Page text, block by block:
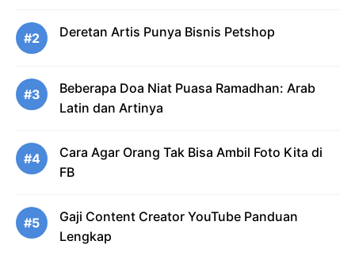
#2 Deretan Artis Punya Bisnis Petshop
#3
Beberapa Doa Niat Puasa Ramadhan: Arab
Latin dan Artinya
#4
Cara Agar Orang Tak Bisa Ambil Foto Kita di
FB
#5
Gaji Content Creator YouTube Panduan
Lengkap